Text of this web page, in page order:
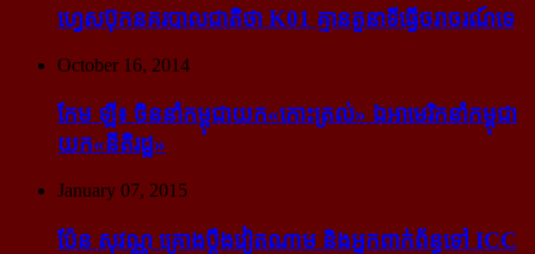
ហ្វេសប៊ុក​នគរបាល​ជាតិ​ថា K01 គ្មាន​តួនាទី​ធ្វើ​ចរាចរណ៍​ទេ
October 16, 2014
កែម ឡី៖ ចិន​នាំ​កម្ពុជា​យក​«កោះ​ត្រល់» ឯ​អាមេរិក​នាំ​កម្ពុជា​
យក​«នីតិរដ្ឋ»
January 07, 2015
ប៉ែន សុវណ្ណ គ្រោង​ប្តឹង​វៀតណាម និង​អ្នក​ពាក់​ព័ន្ធ​ទៅ ICC